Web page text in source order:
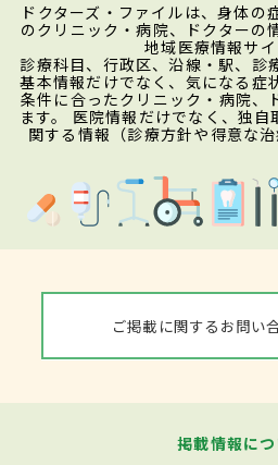
ドクターズ・ファイルは、身体の
のクリニック・病院、ドクターの
地域医療情報サイ
診療科目、行政区、沿線・駅、診
基本情報だけでなく、気になる症
条件に合ったクリニック・病院、
ます。 医院情報だけでなく、独
関する情報（診療方針や得意な
ご掲載に関するお問い
掲載情報に